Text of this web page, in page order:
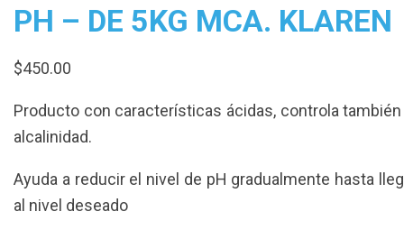
PH – DE 5KG MCA. KLAREN
$450.00
Producto con características ácidas, controla también
alcalinidad.
Ayuda a reducir el nivel de pH gradualmente hasta
al nivel deseado